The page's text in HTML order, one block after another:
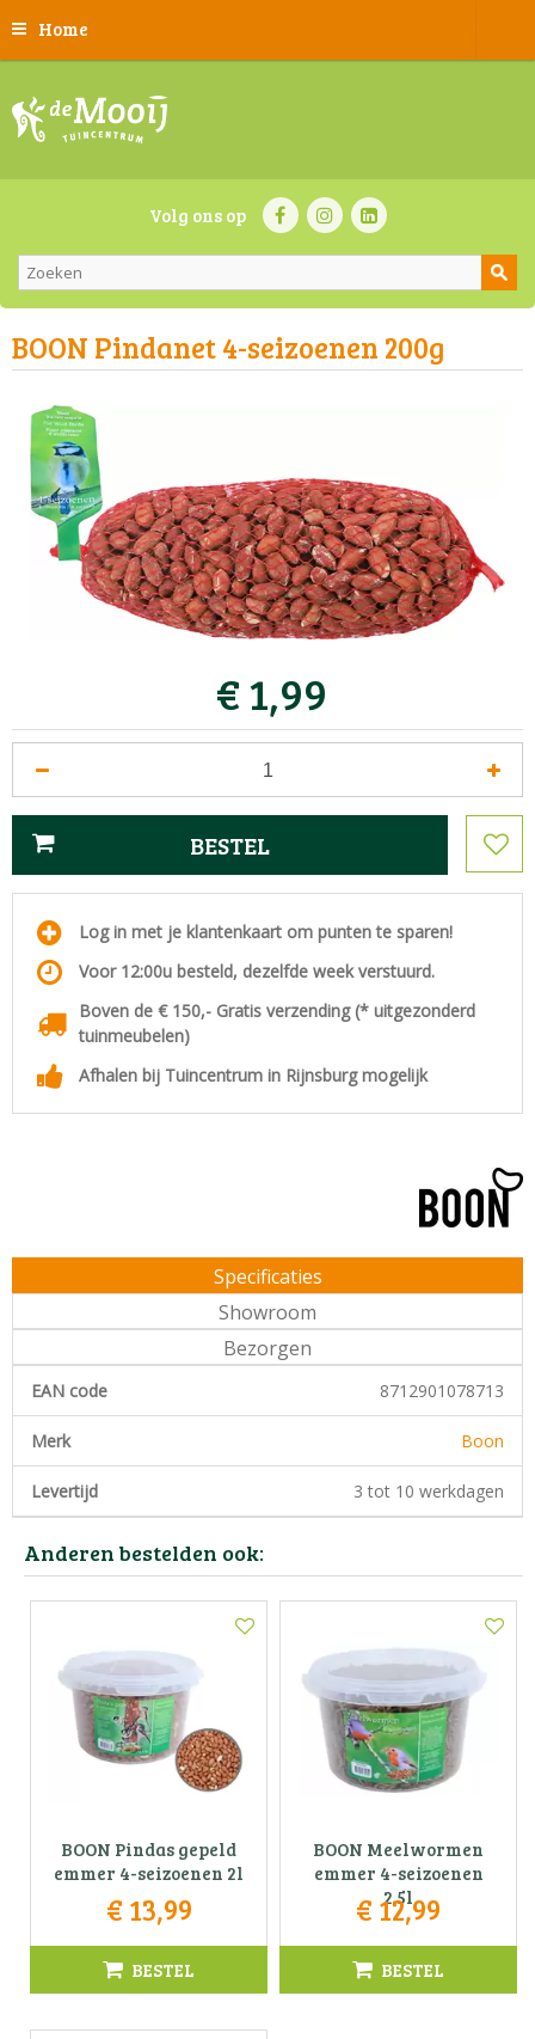
Home
Volg ons op
BOON Pindanet 4-seizoenen 200g
€1,99
Log in met je klantenkaart om punten te sparen!
Voor 12:00u besteld, dezelfde week verstuurd.
Boven de € 150,- Gratis verzending (* uitgezonderd
tuinmeubelen)
Afhalen bij Tuincentrum in Rijnsburg mogelijk
Specificaties
Showroom
Bezorgen
EAN code 8712901078713
Merk Boon
Levertijd 3 tot 10 werkdagen
Anderen bestelden ook:
BOON Pindas gepeld
emmer 4-seizoenen 2l
€ 13,99
BESTEL
BOON Meelwormen
emmer 4-seizoenen
2.5l
€ 12,99
BESTEL